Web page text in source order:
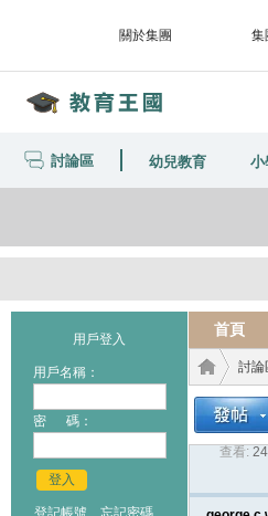
關於集團 集
討論區 幼兒教育 小
用戶登入
用戶名稱：
密 碼：
登入
登記帳號 忘記密碼
首頁
›
討論
查看: